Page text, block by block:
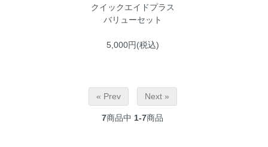
クイックエイドプラス
バリューセット
5,000円(税込)
« Prev Next »
7商品中 1-7商品